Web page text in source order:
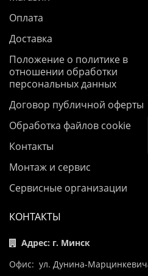
Оплата
Доставка
Положение о политике в
отношении обработки
персональных данных
Договор публичной оферты
Обработка файлов cookie
Контакты
Монтаж и сервис
Сервисные организации
КОНТАКТЫ
Адрес: г. Минск
Офис: ул. Дунина-